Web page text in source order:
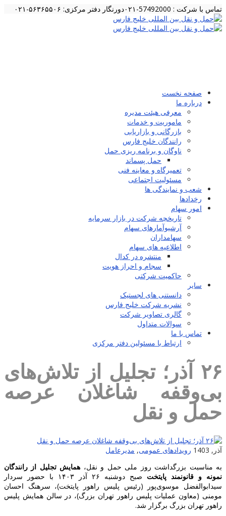
تماس با شرکت : 57492000-۰۲۱ دورنگار دفتر مرکزی: ۵۶۳۶۵۵۰۶-۰۲۱
صفحه نخست
درباره ما
معرفی هیئت مدیره
ماموریت و خدمات
بازرگانی و بازاریابی
رانندگان خلیج فارس
ناوگان و برنامه ریزی حمل
حمل پسماند
تعمیرگاه و معاینه فنی
مسئولیت اجتماعی
شعب و نمایندگی ها
رخدادها
امور سهام
تاریخچه شرکت در بازار سرمایه
آرشیوآمارهای سهام
سهامداران
اطلاعیه های سهام
منتشره در کدال
سجام و احراز هویت
حاکمیت شرکتی
سایر
دانستنی های لجستیک
نشریه شرکت خلیج فارس
گالری تصاویر شرکت
سوالات متداول
تماس با ما
ارتباط با مسئولین دفتر مرکزی
۲۶ آذر؛ تجلیل از تلاش‌های
بی‌وقفه شاغلان عرصه
حمل و نقل
آذر, 1403 رویدادهای عمومی, مدیرعامل
به مناسبت بزرگداشت روز ملی حمل و نقل، همایش تجلیل از رانندگان
نمونه و قانونمند پایتخت
صبح دوشنبه ۲۶ آذر ۱۴۰۳ با حضور سردار
سیدابوالفضل موسوی‌پور (رئیس پلیس راهور پایتخت)، سرهنگ احسان
مومنی (معاون عملیات پلیس راهور تهران بزرگ)، در سالن همایش پلیس
راهور تهران بزرگ برگزار شد.